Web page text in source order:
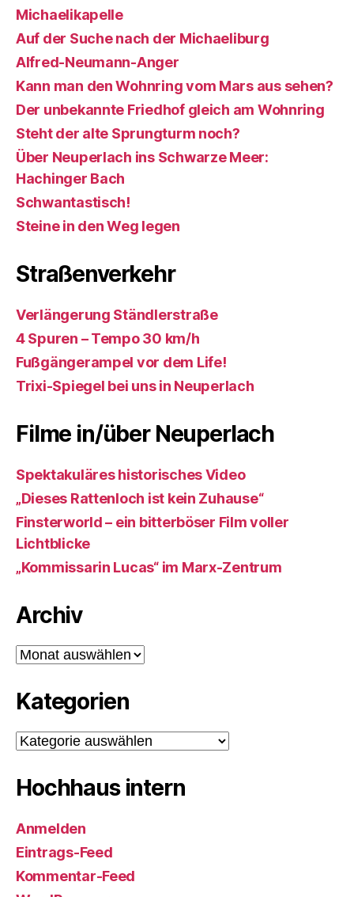
Michaelikapelle
Auf der Suche nach der Michaeliburg
Alfred-Neumann-Anger
Kann man den Wohnring vom Mars aus sehen?
Der unbekannte Friedhof gleich am Wohnring
Steht der alte Sprungturm noch?
Über Neuperlach ins Schwarze Meer:
Hachinger Bach
Schwantastisch!
Steine in den Weg legen
Straßenverkehr
Verlängerung Ständlerstraße
4 Spuren – Tempo 30 km/h
Fußgängerampel vor dem Life!
Trixi-Spiegel bei uns in Neuperlach
Filme in/über Neuperlach
Spektakuläres historisches Video
„Dieses Rattenloch ist kein Zuhause“
Finsterworld – ein bitterböser Film voller
Lichtblicke
„Kommissarin Lucas“ im Marx-Zentrum
Archiv
Archiv
Kategorien
Kategorien
Hochhaus intern
Anmelden
Eintrags-Feed
Kommentar-Feed